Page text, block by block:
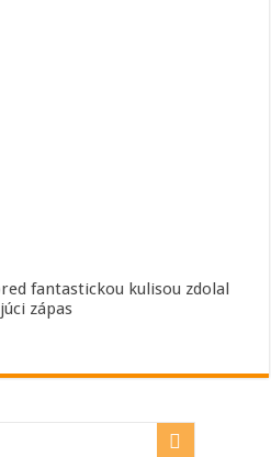
fantastickou kulisou zdolal
zápas